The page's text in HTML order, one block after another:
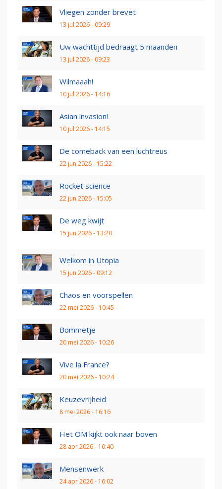
Vliegen zonder brevet
13 jul 2026 - 09:29
Uw wachttijd bedraagt 5 maanden
13 jul 2026 - 09:23
Wilmaaah!
10 jul 2026 - 14:16
Asian invasion!
10 jul 2026 - 14:15
De comeback van een luchtreus
22 jun 2026 - 15:22
Rocket science
22 jun 2026 - 15:05
De weg kwijt
15 jun 2026 - 13:20
Welkom in Utopia
15 jun 2026 - 09:12
Chaos en voorspellen
22 mei 2026 - 10:45
Bommetje
20 mei 2026 - 10:26
Vive la France?
20 mei 2026 - 10:24
Keuzevrijheid
8 mei 2026 - 16:16
Het OM kijkt ook naar boven
28 apr 2026 - 10:40
Mensenwerk
24 apr 2026 - 16:02